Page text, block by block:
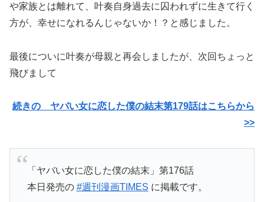
や家族とは離れて、叶奏自身過去に囚われずに生きて行く
方が、幸せになれるんじゃないか！？と感じました。
最後についに叶奏が母親と再会しましたが、次回ちょっと
飛びまして
続きの ヤバい女に恋した僕の結末第179話はこちらから
>>
「ヤバい女に恋した僕の結末」第176話
本日発売の #週刊漫画TIMES に掲載です。